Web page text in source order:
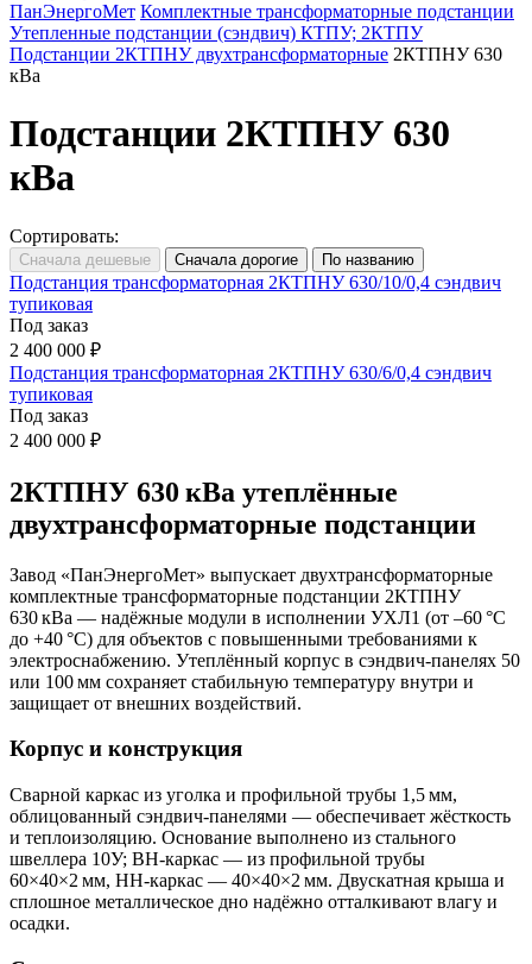
ПанЭнергоМет Комплектные трансформаторные подстанции
Утепленные подстанции (сэндвич) КТПУ; 2КТПУ
Подстанции 2КТПНУ двухтрансформаторные 2КТПНУ 630
кВа
Подстанции 2КТПНУ 630
кВа
Сортировать:
Подстанция трансформаторная 2КТПНУ 630/10/0,4 сэндвич
тупиковая
Под заказ
2 400 000 ₽
Подстанция трансформаторная 2КТПНУ 630/6/0,4 сэндвич
тупиковая
Под заказ
2 400 000 ₽
2КТПНУ 630 кВа утеплённые
двухтрансформаторные подстанции
Завод «ПанЭнергоМет» выпускает двухтрансформаторные
комплектные трансформаторные подстанции 2КТПНУ
630 кВа — надёжные модули в исполнении УХЛ1 (от –60 °C
до +40 °C) для объектов с повышенными требованиями к
электроснабжению. Утеплённый корпус в сэндвич‑панелях 50
или 100 мм сохраняет стабильную температуру внутри и
защищает от внешних воздействий.
Корпус и конструкция
Сварной каркас из уголка и профильной трубы 1,5 мм,
облицованный сэндвич‑панелями — обеспечивает жёсткость
и теплоизоляцию. Основание выполнено из стального
швеллера 10У; ВН‑каркас — из профильной трубы
60×40×2 мм, НН‑каркас — 40×40×2 мм. Двускатная крыша и
сплошное металлическое дно надёжно отталкивают влагу и
осадки.